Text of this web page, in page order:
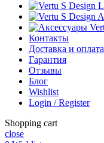
Контакты
Доставка и оплата
Гарантия
Отзывы
Блог
Wishlist
Login / Register
Shopping cart
close